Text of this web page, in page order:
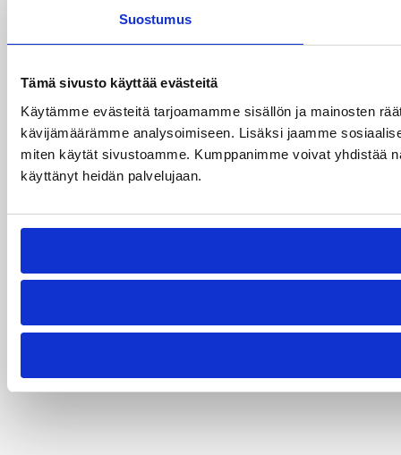
Suostumus
Tämä sivusto käyttää evästeitä
Käytämme evästeitä tarjoamamme sisällön ja mainosten
kävijämäärämme analysoimiseen. Lisäksi jaamme
miten käytät sivustoamme. Kumppanimme voivat yhdistää
käyttänyt heidän palvelujaan.